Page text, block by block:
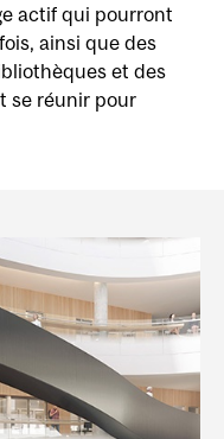
actif qui pourront
ainsi que des
et des
se réunir pour